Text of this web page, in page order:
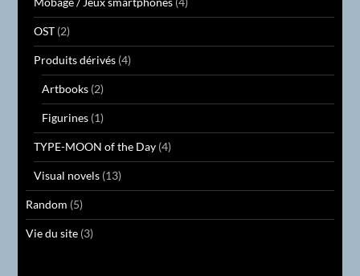
OST (2)
Produits dérivés (4)
Artbooks (2)
Figurines (1)
TYPE-MOON of the Day (4)
Visual novels (13)
Random (5)
Vie du site (3)